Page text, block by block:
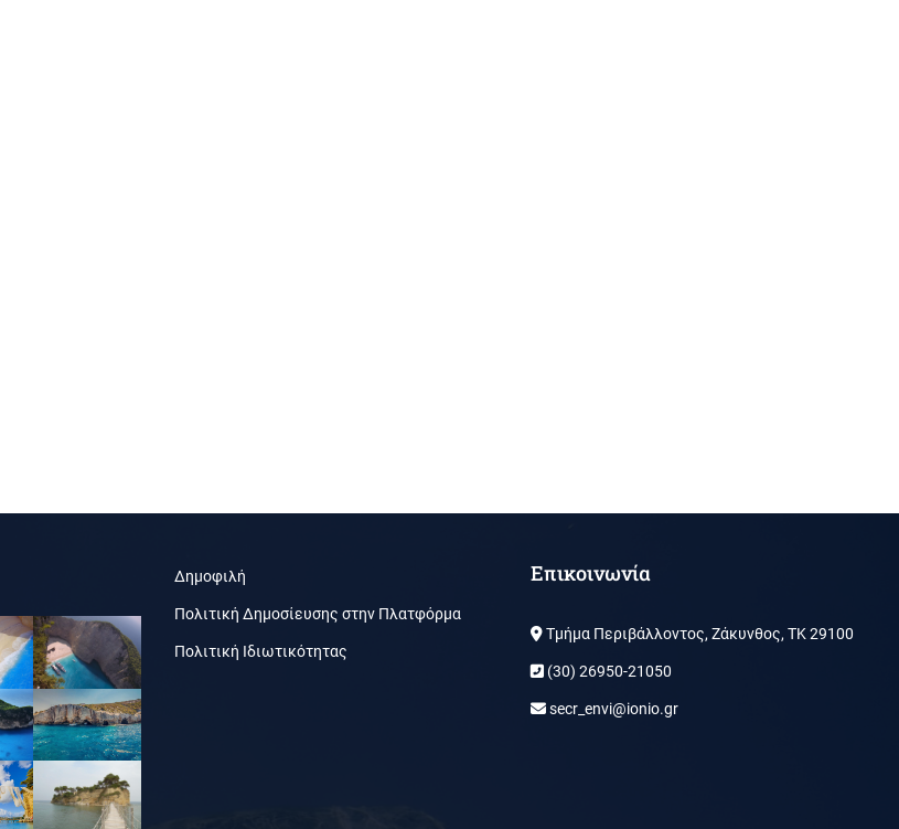
Δημοφιλή
Πολιτική Δημοσίευσης στην Πλατφόρμα
Πολιτική Ιδιωτικότητας
Επικοινωνία
Τμήμα Περιβάλλοντος, Ζάκυνθος, ΤΚ 29100
(30) 26950-21050
secr_envi@ionio.gr